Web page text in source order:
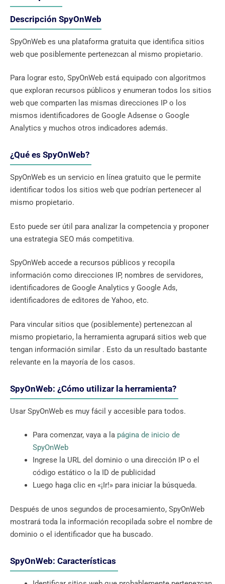
Descripción SpyOnWeb
SpyOnWeb es una plataforma gratuita que identifica sitios
web que posiblemente pertenezcan al mismo propietario.
Para lograr esto, SpyOnWeb está equipado con algoritmos
que exploran recursos públicos y enumeran todos los sitios
web que comparten las mismas direcciones IP o los
mismos identificadores de Google Adsense o Google
Analytics y muchos otros indicadores además.
¿Qué es SpyOnWeb?
SpyOnWeb es un servicio en línea gratuito que le permite
identificar todos los sitios web que podrían pertenecer al
mismo propietario.
Esto puede ser útil para analizar la competencia y proponer
una estrategia SEO más competitiva.
SpyOnWeb accede a recursos públicos y recopila
información como direcciones IP, nombres de servidores,
identificadores de Google Analytics y Google Ads,
identificadores de editores de Yahoo, etc.
Para vincular sitios que (posiblemente) pertenezcan al
mismo propietario, la herramienta agrupará sitios web que
tengan información similar . Esto da un resultado bastante
relevante en la mayoría de los casos.
SpyOnWeb: ¿Cómo utilizar la herramienta?
Usar SpyOnWeb es muy fácil y accesible para todos.
Para comenzar, vaya a la página de inicio de
SpyOnWeb
Ingrese la URL del dominio o una dirección IP o el
código estático o la ID de publicidad
Luego haga clic en «¡Ir!» para iniciar la búsqueda.
Después de unos segundos de procesamiento, SpyOnWeb
mostrará toda la información recopilada sobre el nombre de
dominio o el identificador que ha buscado.
SpyOnWeb: Características